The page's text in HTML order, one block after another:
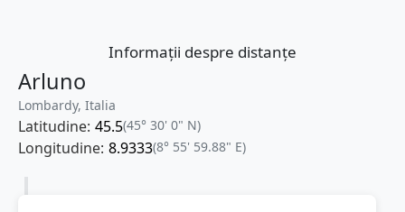
Informații despre distanțe
Arluno
Lombardy, Italia
Latitudine: 45.5(45° 30' 0" N)
Longitudine: 8.9333(8° 55' 59.88" E)